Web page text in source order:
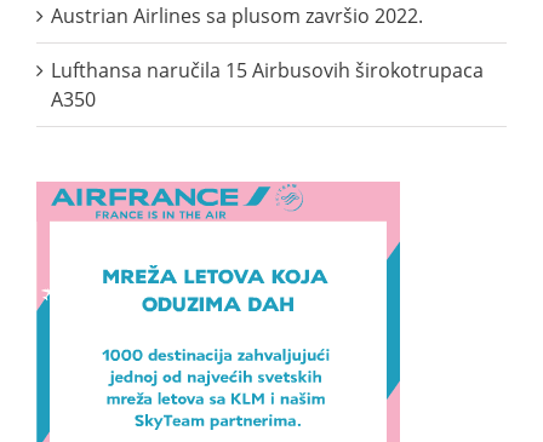
Austrian Airlines sa plusom završio 2022.
Lufthansa naručila 15 Airbusovih širokotrupaca
A350